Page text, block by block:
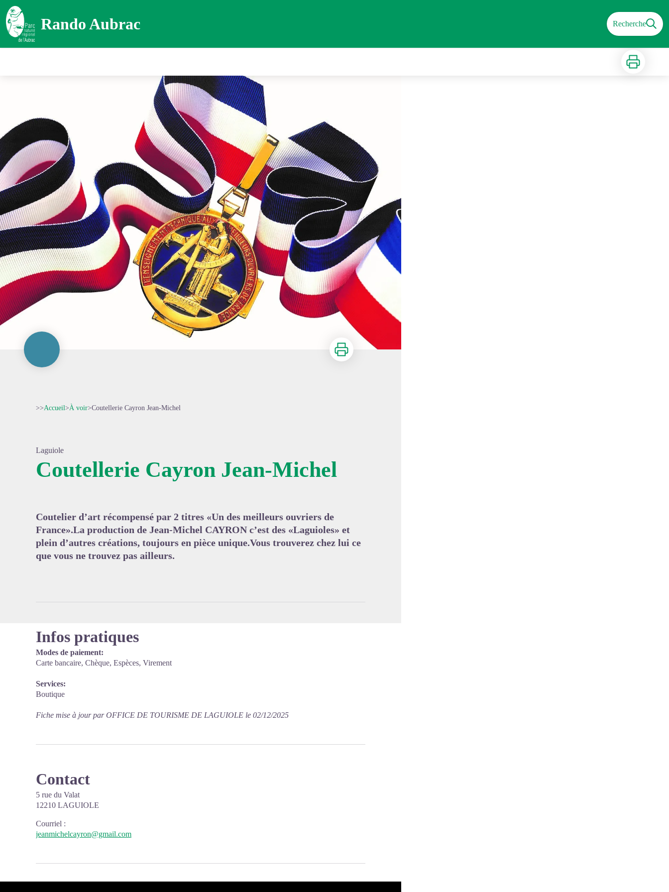
Rando Aubrac Recherche
Imprimer
Imprimer
>>Accueil>À voir>Coutellerie Cayron Jean-Michel
Laguiole
Coutellerie Cayron Jean-Michel
Coutelier d’art récompensé par 2 titres «Un des meilleurs ouvriers de
France».La production de Jean-Michel CAYRON c’est des «Laguioles» et
plein d’autres créations, toujours en pièce unique.Vous trouverez chez lui ce
que vous ne trouvez pas ailleurs.
Infos pratiques
Modes de paiement:
Carte bancaire, Chèque, Espèces, Virement
Services:
Boutique
Fiche mise à jour par OFFICE DE TOURISME DE LAGUIOLE le 02/12/2025
Contact
5 rue du Valat
12210 LAGUIOLE
Courriel :
jeanmichelcayron@gmail.com